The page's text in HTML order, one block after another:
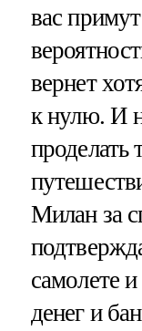
вас
вернет
к нулю. И
проделать
Милан за
самолете
денег и